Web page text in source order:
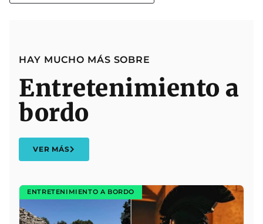
HAY MUCHO MÁS SOBRE
Entretenimiento a
bordo
VER MÁS
ENTRETENIMIENTO A BORDO